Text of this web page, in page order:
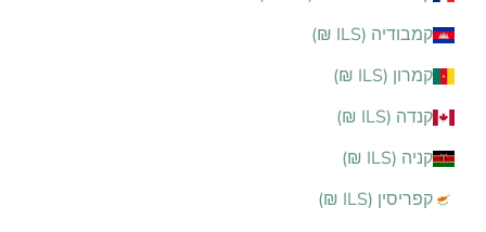
קמבודיה (ILS ₪)
קמרון (ILS ₪)
קנדה (ILS ₪)
קניה (ILS ₪)
קפריסין (ILS ₪)